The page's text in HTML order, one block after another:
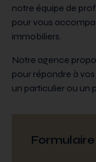
notre équipe de
pour vous
immobiliers.
Notre agence
pour répondre à
un particulier ou un